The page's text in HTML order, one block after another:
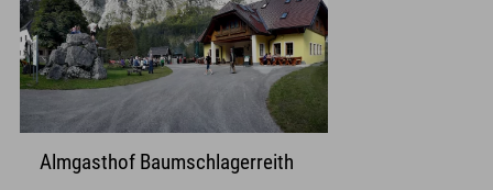
Almgasthof Baumschlagerreith